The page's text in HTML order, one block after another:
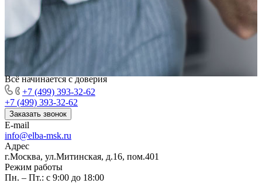
Всё начинается с доверия
+7 (499) 393-32-62
+7 (499) 393-32-62
Заказать звонок
E-mail
info@elba-msk.ru
Адрес
г.Москва, ул.Митинская, д.16, пом.401
Режим работы
Пн. – Пт.: с 9:00 до 18:00